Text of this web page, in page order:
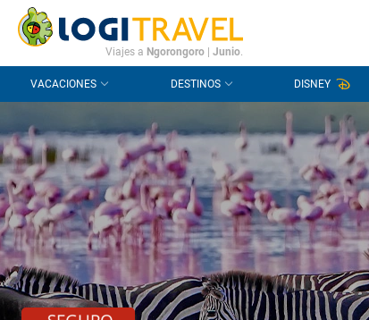
CONTACTO PREGUNTAS FRECUENTES
Viajes a Ngorongoro| Junio.
VACACIONES DESTINOS DISNEY